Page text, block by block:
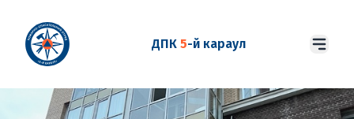
ДПК 5-й караул